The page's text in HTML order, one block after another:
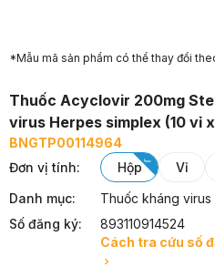
*Mẫu mã sản phẩm có thể thay đổi
Thuốc Acyclovir 200mg
virus Herpes simplex (10 vỉ
BNGTP00114964
Đơn vị tính: hộp vỉ
Danh mục:
Thuốc kháng virus
Số đăng ký:
893110914524
Cách tra cứu số